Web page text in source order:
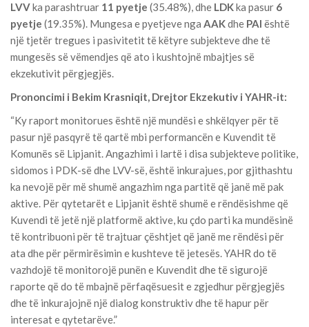
LVVka parashtruar 11 pyetje (35.48%), dhe LDKka pasur 6
pyetje (19.35%). Mungesa e pyetjeve nga AAKdhe PAI është
një tjetër tregues i pasivitetit të këtyre subjekteve dhe të
mungesës së vëmendjes që ato i kushtojnë mbajtjes së
ekzekutivit përgjegjës.
Prononcimi i Bekim Krasniqit, Drejtor Ekzekutiv i YAHR-it:
“Ky raport monitorues është një mundësi e shkëlqyer për të
pasur një pasqyrë të qartë mbi performancën e Kuvendit të
Komunës së Lipjanit. Angazhimi i lartë i disa subjekteve politike,
sidomos i PDK-së dhe LVV-së, është inkurajues, por gjithashtu
ka nevojë për më shumë angazhim nga partitë që janë më pak
aktive. Për qytetarët e Lipjanit është shumë e rëndësishme që
Kuvendi të jetë një platformë aktive, ku çdo parti ka mundësinë
të kontribuoni për të trajtuar çështjet që janë me rëndësi për
ata dhe për përmirësimin e kushteve të jetesës. YAHR do të
vazhdojë të monitorojë punën e Kuvendit dhe të sigurojë
raporte që do të mbajnë përfaqësuesit e zgjedhur përgjegjës
dhe të inkurajojnë një dialog konstruktiv dhe të hapur për
interesat e qytetarëve.”